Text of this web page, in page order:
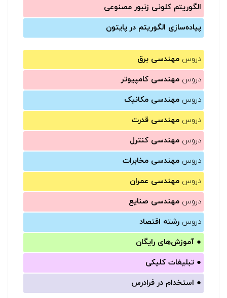
الگوریتم کلونی زنبور مصنوعی
پیاده‌سازی الگوریتم در پایتون
دروس مهندسی برق
دروس مهندسی کامپیوتر
دروس مهندسی مکانیک
دروس مهندسی قدرت
دروس مهندسی کنترل
دروس مهندسی مخابرات
دروس مهندسی عمران
دروس مهندسی صنایع
دروس رشته اقتصاد
● آموزش‌های رایگان
● تبلیغات کلیکی
● استخدام در فرادرس